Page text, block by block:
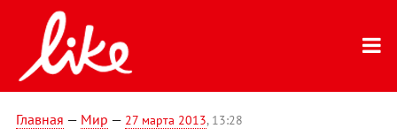
Главная — Мир — 27 марта 2013, 13:28